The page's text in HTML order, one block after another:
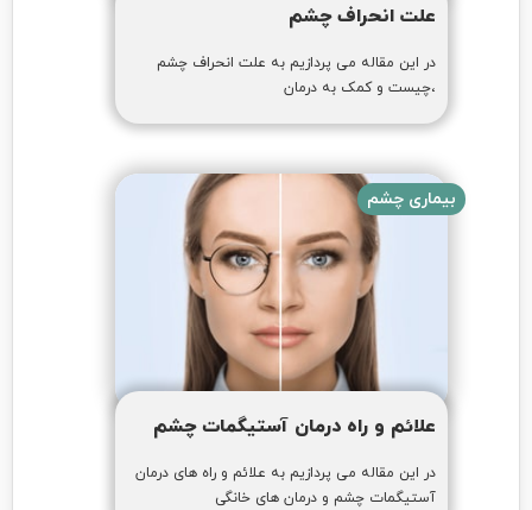
علت انحراف چشم
در این مقاله می پردازیم به علت انحراف چشم
،چیست و کمک به درمان
بیماری چشم
علائم و راه درمان آستیگمات چشم
در این مقاله می پردازیم به علائم و راه های درمان
آستیگمات چشم و درمان های خانگی